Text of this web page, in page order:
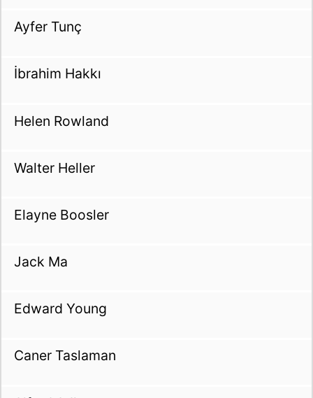
Ayfer Tunç
İbrahim Hakkı
Helen Rowland
Walter Heller
Elayne Boosler
Jack Ma
Edward Young
Caner Taslaman